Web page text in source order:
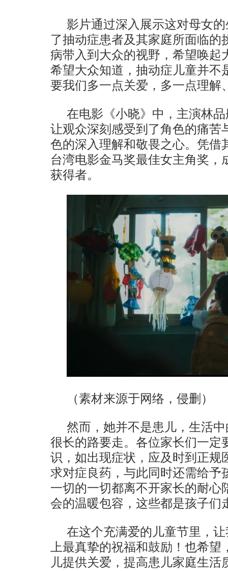
影片通过深入展示这对母女
了抽动症患者及其家庭所面临
病带入到大众的视野，希望唤
希望大众知道，抽动症儿童并不
要我们多一点关爱，多一点理解
在电影《小晓》中，主演林
让观众深刻感受到了角色的痛
色的深入理解和敬畏之心。凭
台湾电影金马奖最佳女主角奖
获得者。
（素材来源于网络，侵删）
然而，她并不是患儿，生活
很长的路要走。各位家长们一定
识，如出现症状，应及时到正
求对症良药，与此同时还需给
一切的一切都离不开家长的耐
会的温暖包容，这些都是孩子们
在这个充满爱的儿童节里，
上最真挚的祝福和鼓励！也希
儿提供关爱，提高患儿家庭生活